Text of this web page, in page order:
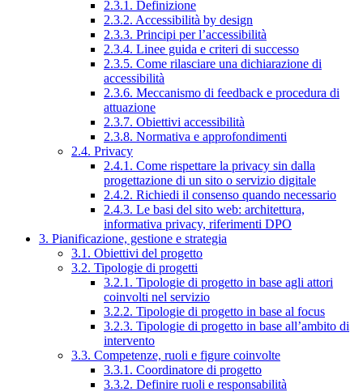
2.3.1. Definizione
2.3.2. Accessibilità by design
2.3.3. Principi per l’accessibilità
2.3.4. Linee guida e criteri di successo
2.3.5. Come rilasciare una dichiarazione di
accessibilità
2.3.6. Meccanismo di feedback e procedura di
attuazione
2.3.7. Obiettivi accessibilità
2.3.8. Normativa e approfondimenti
2.4. Privacy
2.4.1. Come rispettare la privacy sin dalla
progettazione di un sito o servizio digitale
2.4.2. Richiedi il consenso quando necessario
2.4.3. Le basi del sito web: architettura,
informativa privacy, riferimenti DPO
3. Pianificazione, gestione e strategia
3.1. Obiettivi del progetto
3.2. Tipologie di progetti
3.2.1. Tipologie di progetto in base agli attori
coinvolti nel servizio
3.2.2. Tipologie di progetto in base al focus
3.2.3. Tipologie di progetto in base all’ambito di
intervento
3.3. Competenze, ruoli e figure coinvolte
3.3.1. Coordinatore di progetto
3.3.2. Definire ruoli e responsabilità